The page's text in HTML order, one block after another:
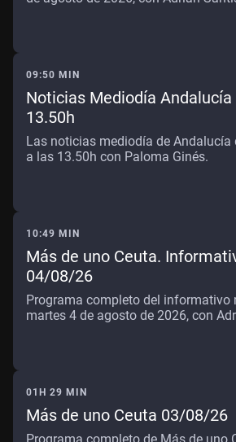
09:50 MIN
Noticias Mediodía
13.50h
Las noticias mediodía de Andalucía
a las 13.50h con Paloma Ginés.
10:49 MIN
Más de uno Ceuta.
04/08/26
Programa completo del informativo
martes 4 de agosto de 2026, con
01H 29 MIN
Más de uno Ceuta 03/08/26